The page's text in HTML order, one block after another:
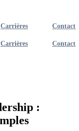
Carrières
Contact
Carrières Contact
: